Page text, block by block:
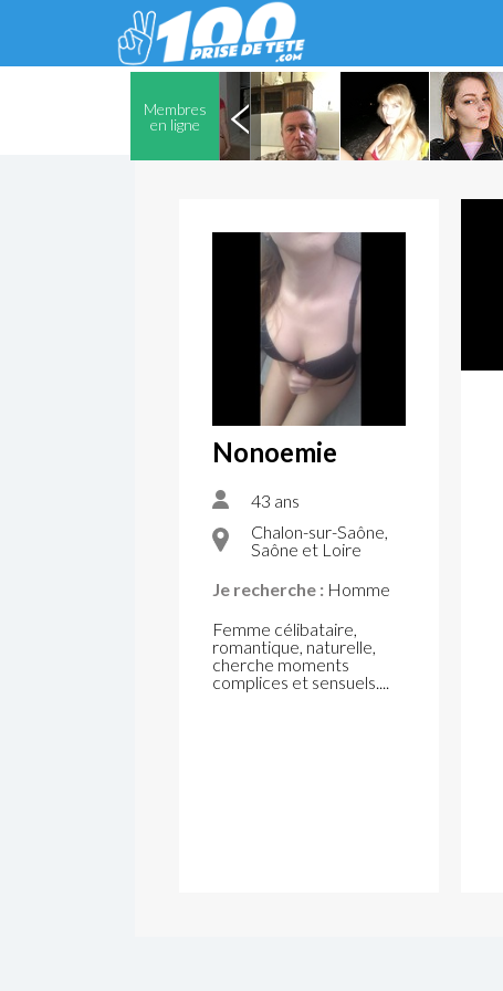
Membres
en ligne
Nonoemie
43 ans
Chalon-sur-Saône,
Saône et Loire
Je recherche : Homme
Femme célibataire,
romantique, naturelle,
cherche moments
complices et sensuels....